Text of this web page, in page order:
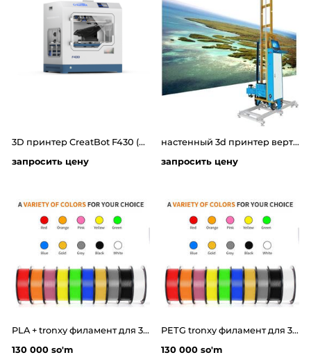
3D принтер CreatBot F430 (PEEK version)
запросить цену
настенный 3d принтер вертикальные направляющие высота 2.5 метр - длина 6метров
запросить цену
PLA + tronxy филамент для 3д принтера
130 000 so'm
PETG tronxy филамент для 3д принтера
130 000 so'm